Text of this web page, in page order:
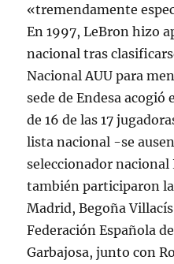
«tremendamente
En 1997, LeBron hizo
nacional tras
Nacional AUU para
sede de Endesa acogió
de 16 de las 17
lista nacional -se
seleccionador nacional
también participaron la
Madrid, Begoña
Federación Española
Garbajosa, junto con